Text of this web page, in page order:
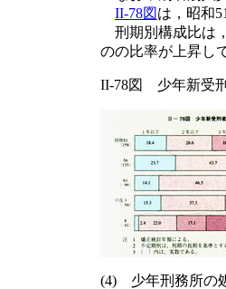
II-78図 は，昭和
刑期別構成比は
のの比率が上昇し
II-78図 少年新受
(4) 少年刑務所の